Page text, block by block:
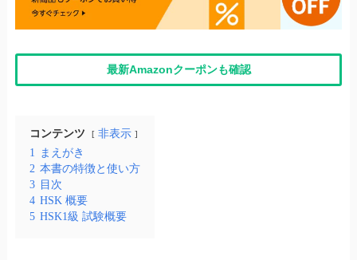
最新Amazonクーポンも確認
コンテンツ
非表示
1
まえがき
2 本書の特徴と使い方
3 目次
4 HSK 概要
5 HSK1級 試験概要